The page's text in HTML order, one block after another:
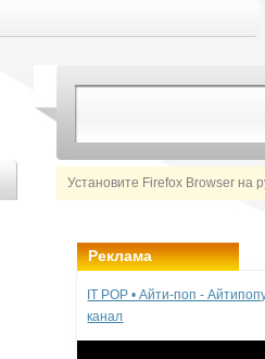
Установите Firefox Browser на
Реклама
IT POP • Айти-поп -
канал